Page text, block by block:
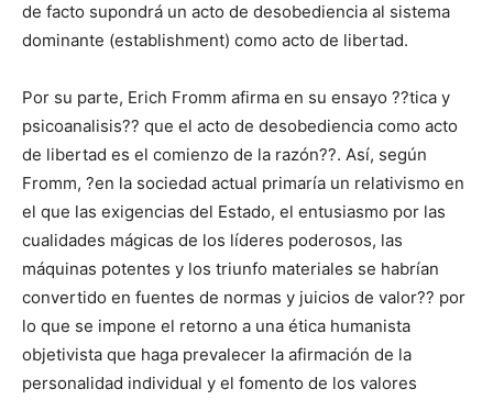
de facto supondrá un acto de desobediencia al sistema
dominante (establishment) como acto de libertad.
Por su parte, Erich Fromm afirma en su ensayo ??tica y
psicoanalisis?? que el acto de desobediencia como acto
de libertad es el comienzo de la razón??. Así, según
Fromm, ?en la sociedad actual primaría un relativismo en
el que las exigencias del Estado, el entusiasmo por las
cualidades mágicas de los líderes poderosos, las
máquinas potentes y los triunfo materiales se habrían
convertido en fuentes de normas y juicios de valor?? por
lo que se impone el retorno a una ética humanista
objetivista que haga prevalecer la afirmación de la
personalidad individual y el fomento de los valores